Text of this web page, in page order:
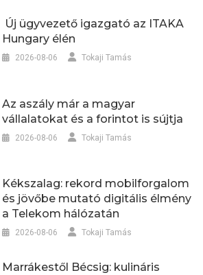
Új ügyvezető igazgató az ITAKA
Hungary élén
2026-08-06 Tokaji Tamás
Az aszály már a magyar
vállalatokat és a forintot is sújtja
2026-08-06 Tokaji Tamás
Kékszalag: rekord mobilforgalom
és jövőbe mutató digitális élmény
a Telekom hálózatán
2026-08-06 Tokaji Tamás
Marrákestől Bécsig: kulináris